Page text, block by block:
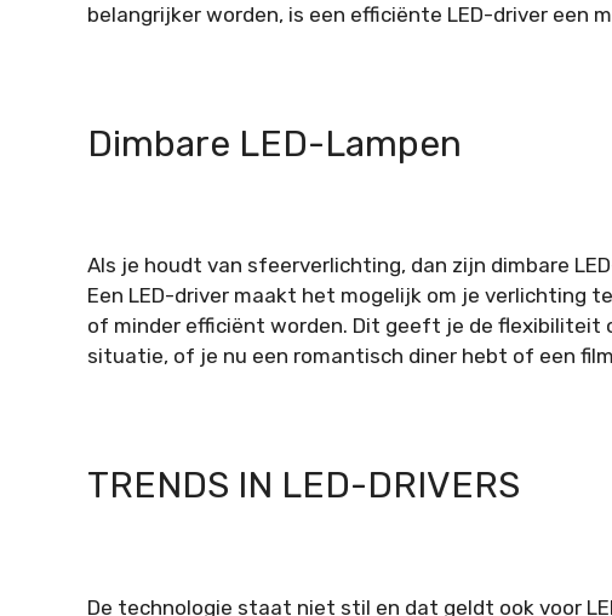
belangrijker worden, is een efficiënte LED-driver een
Dimbare LED-Lampen
Als je houdt van sfeerverlichting, dan zijn dimbare
Een LED-driver maakt het mogelijk om je verlichting
of minder efficiënt worden. Dit geeft je de
situatie, of je nu een romantisch diner hebt of een
TRENDS IN LED-DRIVERS
De technologie staat niet stil en dat geldt ook voor